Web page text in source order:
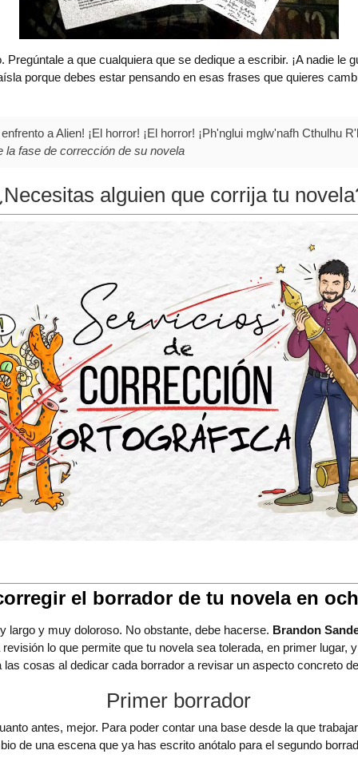
a que cualquiera que se dedique a escribir. ¡A nadie
porque debes estar pensando en esas frases que quieres
a Alien! ¡El horror! ¡El horror! ¡Ph'nglui mglw'nafh Cthulhu
fase de corrección de su novela
alguien que corrija tu
el borrador de tu novela en
largo y muy doloroso. No obstante, debe hacerse. Brandon
revisión lo que permite que tu novela sea tolerada, en primer
cosas al dedicar cada borrador a revisar un aspecto concreto
Primer borrador
antes, mejor. Para poder contar una base desde la que
de una escena que ya has escrito anótalo para el segundo